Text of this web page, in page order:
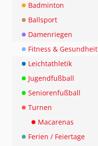
Badminton
Ballsport
Damenriegen
Fitness & Gesundheit
Leichtathletik
Jugendfußball
Seniorenfußball
Turnen
Macarenas
Ferien / Feiertage